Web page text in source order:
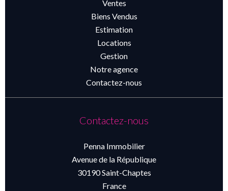
Ventes
Biens Vendus
Estimation
Locations
Gestion
Notre agence
Contactez-nous
Contactez-nous
Penna Immobilier
Avenue de la République
30190Saint-Chaptes
France